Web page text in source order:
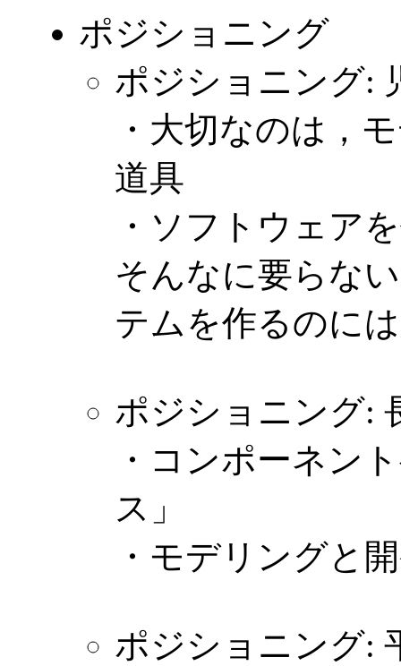
ポジショニング
ポジショニング:
・大切なのは，
道具
・ソフトウェア
そんなに要らな
テムを作るのに
ポジショニング:
・コンポーネン
ス」
・モデリングと
ポジショニング: